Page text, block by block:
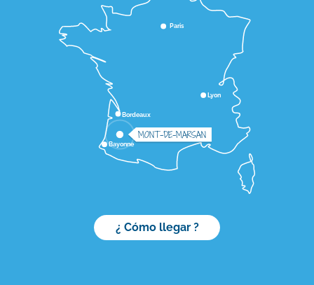
Lyon
Bordeaux
Paris
Bayonne
MONT-DE-MARSAN
¿ Cómo llegar ?